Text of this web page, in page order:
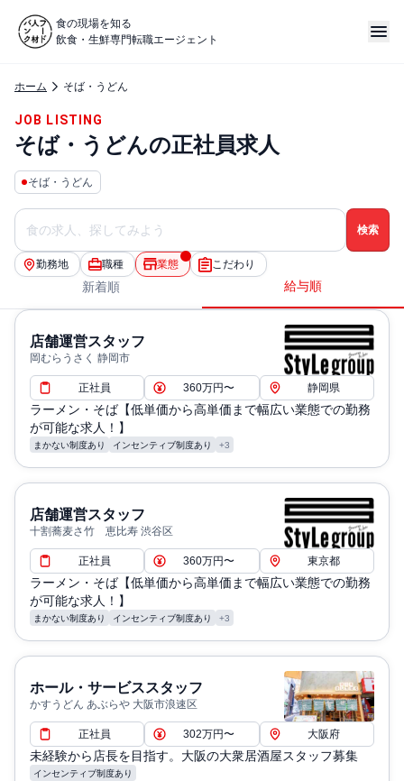
食の現場を知る
飲食・生鮮専門転職エージェント
ホーム そば・うどん
JOB LISTING
そば・うどんの正社員求人
そば・うどん
勤務地 職種 業態 こだわり
新着順 給与順
店舗運営スタッフ
岡むらうさく 静岡市
正社員 360万円〜 静岡県
ラーメン・そば【低単価から高単価まで幅広い業態での勤務
が可能な求人！】
まかない制度あり インセンティブ制度あり +3
店舗運営スタッフ
十割蕎麦さ竹 恵比寿 渋谷区
正社員 360万円〜 東京都
ラーメン・そば【低単価から高単価まで幅広い業態での勤務
が可能な求人！】
まかない制度あり インセンティブ制度あり +3
ホール・サービススタッフ
かすうどん あぶらや 大阪市浪速区
正社員 302万円〜 大阪府
未経験から店長を目指す。大阪の大衆居酒屋スタッフ募集
インセンティブ制度あり